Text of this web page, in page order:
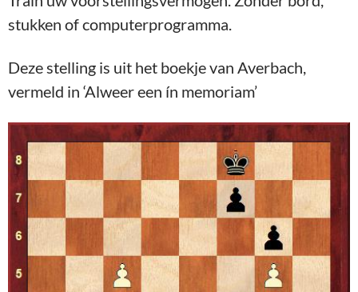
stukken of computerprogramma.
Deze stelling is uit het boekje van Averbach,
vermeld in ‘Alweer een ín memoriam’